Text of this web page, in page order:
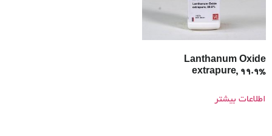
Lanthanum Oxide
extrapure, 99.9%
اطلاعات بیشتر